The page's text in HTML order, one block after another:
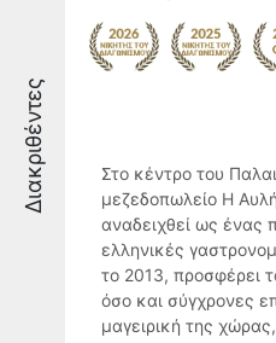
Διακριθέντες
Στο κέντρο του
μεζεδοπωλείο Η
αναδειχθεί ως ένας
ελληνικές
το 2013, προσφέρει
όσο και σύγχρονες
μαγειρική της